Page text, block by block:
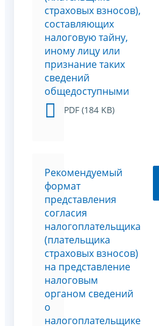
страховых взносов),
составляющих
налоговую тайну,
иному лицу или
признание таких
сведений
общедоступными
PDF (184 KB)
Рекомендуемый
формат
представления
согласия
налогоплательщика
(плательщика
страховых взносов)
на представление
налоговым
органом сведений
о
налогоплательщике